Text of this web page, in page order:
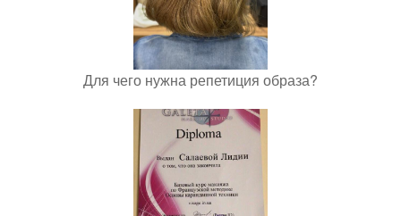
Для чего нужна репетиция образа?